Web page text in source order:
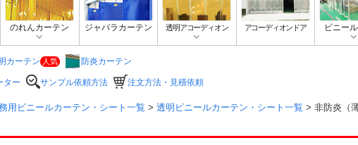
のれんカーテン ジャバラカーテン 透明アコーディオン アコーディオンドア ビニー
カーテン 人気 防炎カーテン
ター サンプル依頼方法 注文方法・見積依頼
用ビニールカーテン・シート一覧 > 透明ビニールカーテン・シート一覧 > 非防炎（